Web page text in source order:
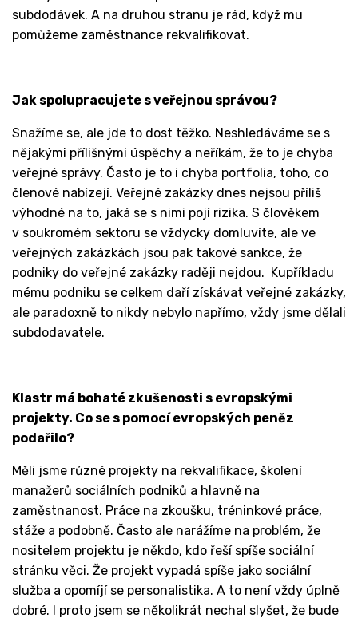
subdodávek. A na druhou stranu je rád, když mu
pomůžeme zaměstnance rekvalifikovat.
Jak spolupracujete s veřejnou správou?
Snažíme se, ale jde to dost těžko. Neshledáváme se s
nějakými přílišnými úspěchy a neříkám, že to je chyba
veřejné správy. Často je to i chyba portfolia, toho, co
členové nabízejí. Veřejné zakázky dnes nejsou příliš
výhodné na to, jaká se s nimi pojí rizika. S člověkem
v soukromém sektoru se vždycky domluvíte, ale ve
veřejných zakázkách jsou pak takové sankce, že
podniky do veřejné zakázky raději nejdou. Kupříkladu
mému podniku se celkem daří získávat veřejné zakázky,
ale paradoxně to nikdy nebylo napřímo, vždy jsme dělali
subdodavatele.
Klastr má bohaté zkušenosti s evropskými
projekty. Co se s pomocí evropských peněz
podařilo?
Měli jsme různé projekty na rekvalifikace, školení
manažerů sociálních podniků a hlavně na
zaměstnanost. Práce na zkoušku, tréninkové práce,
stáže a podobně. Často ale narážíme na problém, že
nositelem projektu je někdo, kdo řeší spíše sociální
stránku věci. Že projekt vypadá spíše jako sociální
služba a opomíjí se personalistika. A to není vždy úplně
dobré. I proto jsem se několikrát nechal slyšet, že bude